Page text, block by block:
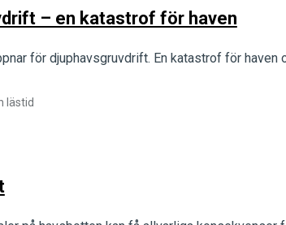
– en katastrof för haven
för djuphavsgruvdrift. En katastrof för haven
lästid